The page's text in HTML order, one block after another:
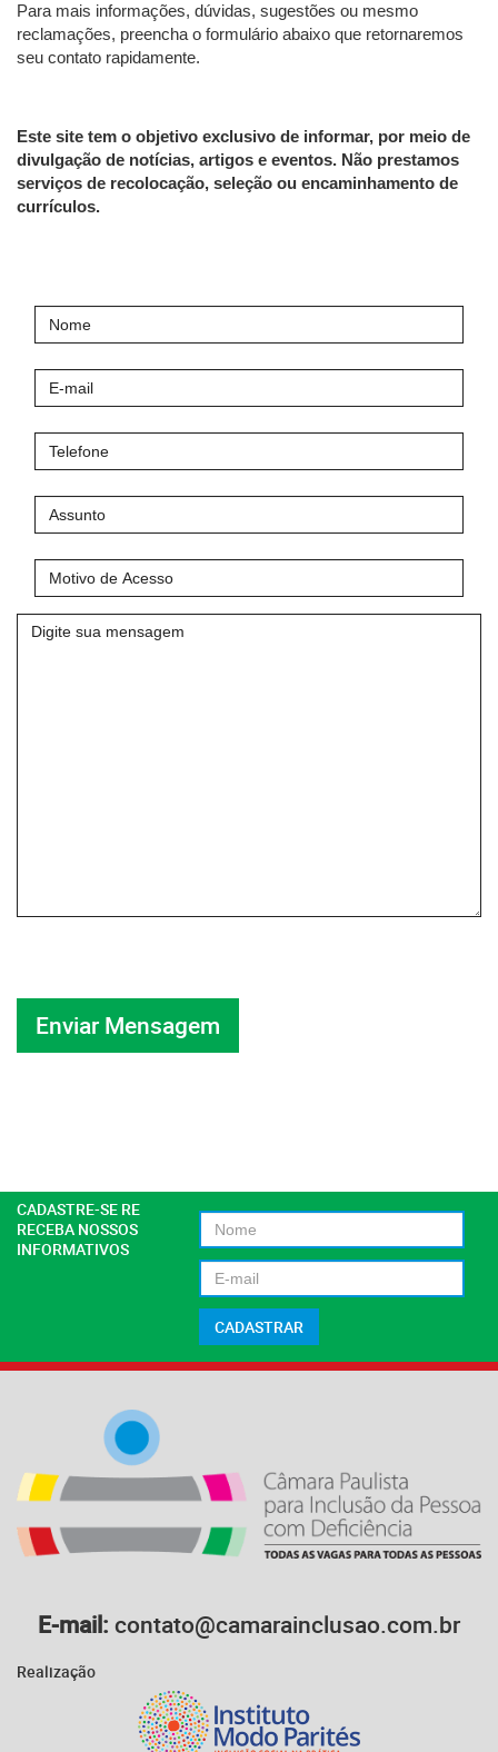
Para mais informações, dúvidas, sugestões ou mesmo
reclamações, preencha o formulário abaixo que retornaremos
seu contato rapidamente.
Este site tem o objetivo exclusivo de informar, por meio de
divulgação de notícias, artigos e eventos. Não prestamos
serviços de recolocação, seleção ou encaminhamento de
currículos.
mail
de
Acesso
Mensagem
CADASTRE-SE RE
RECEBA NOSSOS
INFORMATIVOS
E-mail: contato@camarainclusao.com.br
Realização